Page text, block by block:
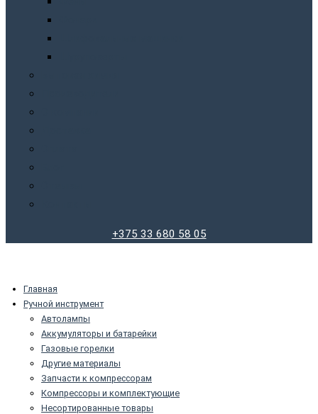
+375 33 680 58 05
Главная
Ручной инструмент
Автолампы
Аккумуляторы и батарейки
Газовые горелки
Другие материалы
Запчасти к компрессорам
Компрессоры и комплектующие
Несортированные товары